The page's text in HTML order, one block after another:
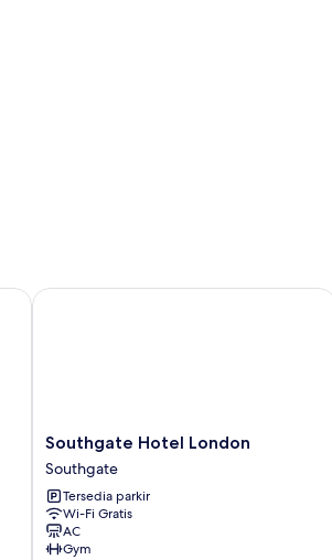
Southgate
Hotel
London
Southgate
Southgate Hotel London
Southgate
Tersedia parkir
Wi-Fi Gratis
AC
Gym
Southgate Hotel London